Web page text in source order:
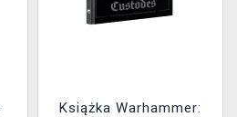
Książka Warhammer: